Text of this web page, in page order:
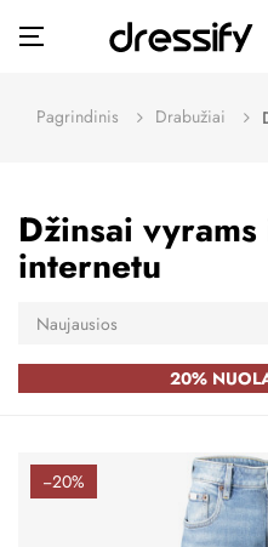
Toggle
navigation
☰
Pagrindinis Drabužiai
Džinsai
internetu
Naujausios
20%
−20%